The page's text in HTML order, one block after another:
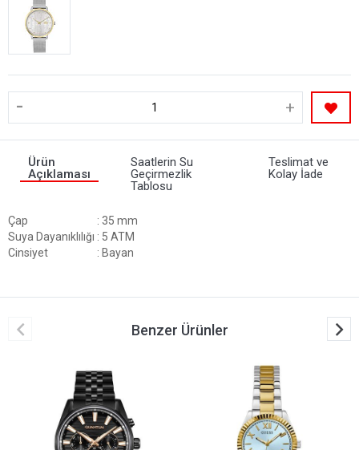
- +
Ürün
Açıklaması
Saatlerin Su
Geçirmezlik
Tablosu
Teslimat ve
Kolay İade
Çap
: 35 mm
Suya Dayanıklılığı : 5 ATM
Cinsiyet
: Bayan
Benzer Ürünler